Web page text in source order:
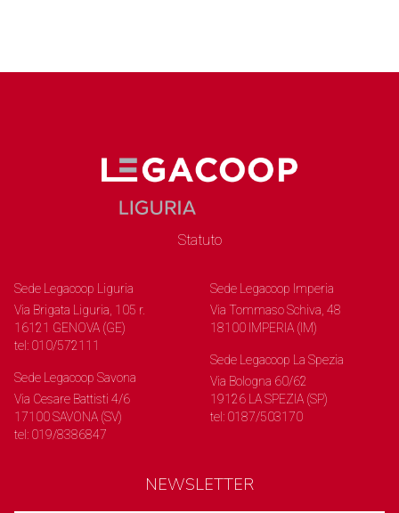
Statuto
Sede Legacoop Liguria
Via Brigata Liguria, 105 r.
16121 GENOVA (GE)
tel: 010/572111
Sede Legacoop Savona
Via Cesare Battisti 4/6
17100 SAVONA (SV)
tel: 019/8386847
Sede Legacoop Imperia
Via Tommaso Schiva, 48
18100 IMPERIA (IM)
Sede Legacoop La Spezia
Via Bologna 60/62
19126 LA SPEZIA (SP)
tel: 0187/503170
NEWSLETTER